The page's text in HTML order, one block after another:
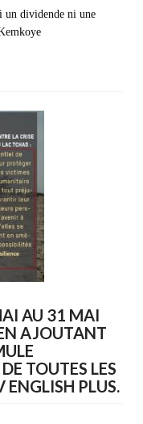
un dividende ni une
AU 31 MAI
AJOUTANT
TOUTES LES
ENGLISH PLUS.